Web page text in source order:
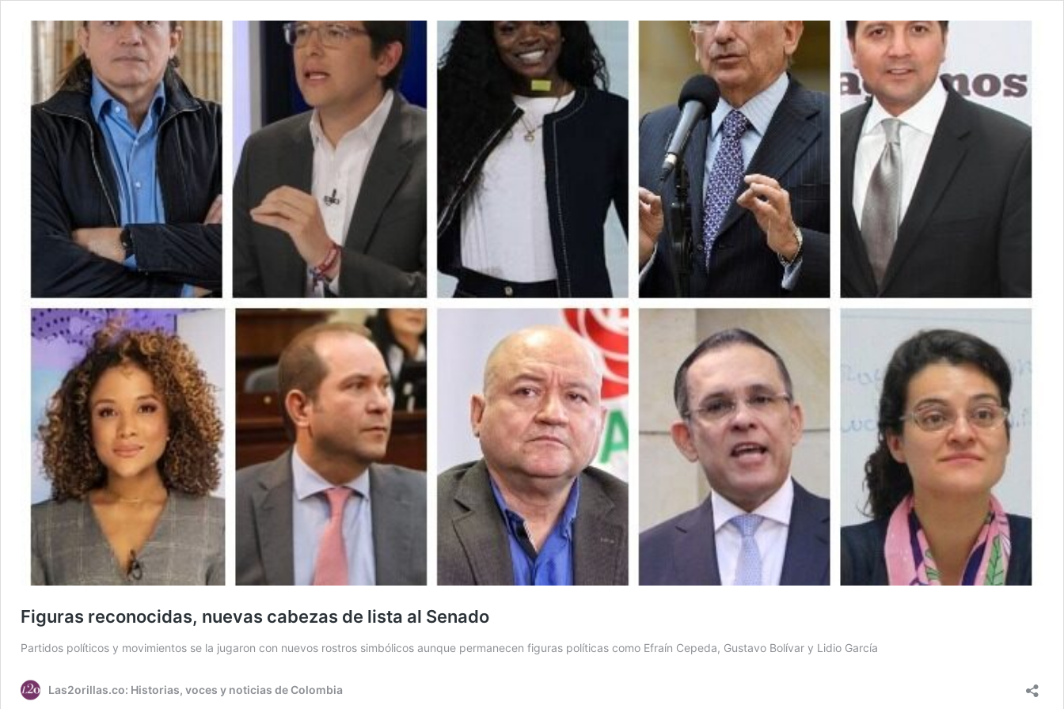
Figuras reconocidas, nuevas cabezas de lista al Senado
Partidos políticos y movimientos se la jugaron con nuevos rostros simbólicos aunque permanecen figuras políticas como Efraín Cepeda, Gustavo Bolívar y Lidio García
Las2orillas.co: Historias, voces y noticias de Colombia